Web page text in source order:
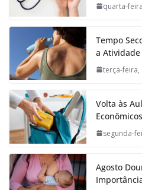
quarta-
Tempo
a Atividade
terça-feira,
Volta às
segunda-
Agosto